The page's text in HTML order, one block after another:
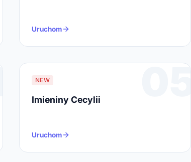
Uruchom
05
NEW
Imieniny Cecylii
Uruchom